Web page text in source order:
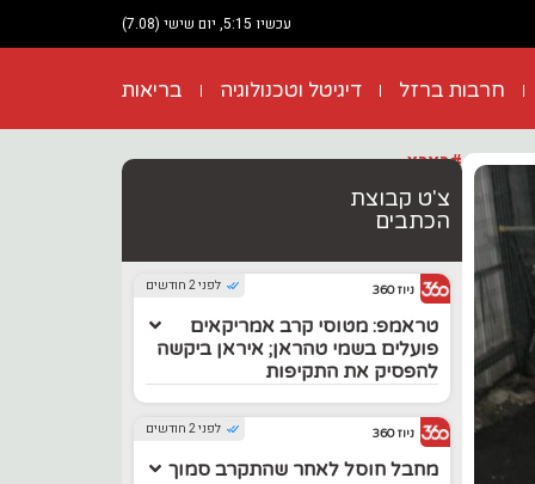
עכשיו 5:15, יום שישי (7.08)
חרבות ברזל דיגיטל וטכנולוגיה בריאות
#בארץ
צ'ט קבוצת
הכתבים
לפני 2 חודשים ניוז 360
טראמפ: מטוסי קרב אמריקאים
פועלים בשמי טהראן; איראן ביקשה
להפסיק את התקיפות
לפני 2 חודשים ניוז 360
מחבל חוסל לאחר שהתקרב סמוך